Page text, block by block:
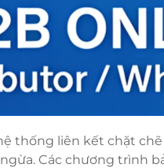
thống liên kết chặt
Các chương trình